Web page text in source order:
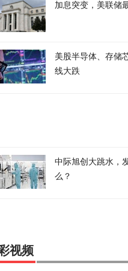
加息突变，美联储
美股半导体、存储
线大跌
中际旭创大跳水，
么？
视频